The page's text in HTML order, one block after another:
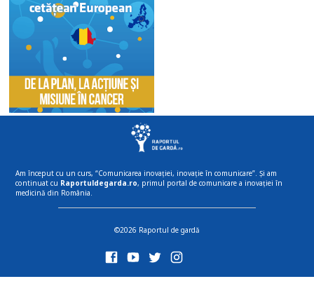
Am început cu un curs, “Comunicarea inovației, inovație în comunicare”. Și am
continuat cu Raportuldegarda.ro, primul portal de comunicare a inovației în
medicină din România.
©2026 Raportul de gardă